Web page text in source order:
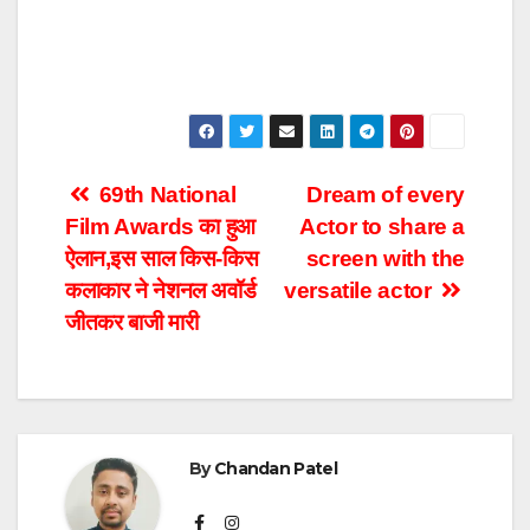
Post
navigation
Dream of every
Actor to share a
screen with the
versatile actor
69th National
Film Awards का हुआ
ऐलान,इस साल किस-किस
कलाकार ने नेशनल अवॉर्ड
जीतकर बाजी मारी
ByChandan Patel